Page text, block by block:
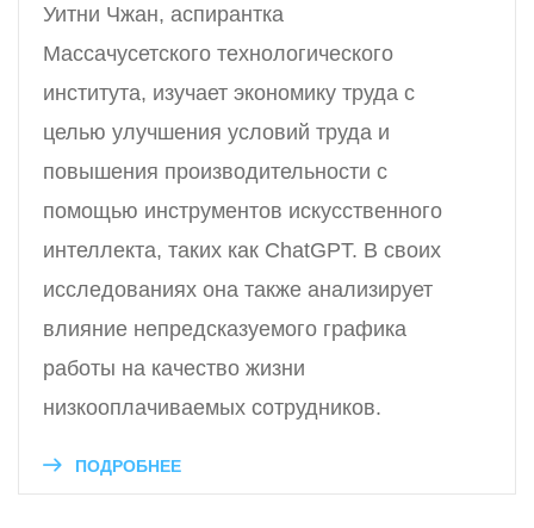
Уитни Чжан, аспирантка
Массачусетского технологического
института, изучает экономику труда с
целью улучшения условий труда и
повышения производительности с
помощью инструментов искусственного
интеллекта, таких как ChatGPT. В своих
исследованиях она также анализирует
влияние непредсказуемого графика
работы на качество жизни
низкооплачиваемых сотрудников.
ПОДРОБНЕЕ